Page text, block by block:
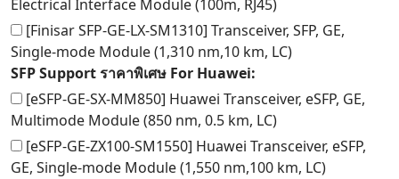
Electrical Interface Module (100m, RJ45)
[Finisar SFP-GE-LX-SM1310] Transceiver, SFP, GE,
Single-mode Module (1,310 nm,10 km, LC)
SFP Support ราคาพิเศษ For Huawei:
[eSFP-GE-SX-MM850] Huawei Transceiver, eSFP, GE,
Multimode Module (850 nm, 0.5 km, LC)
[eSFP-GE-ZX100-SM1550] Huawei Transceiver, eSFP,
GE, Single-mode Module (1,550 nm,100 km, LC)